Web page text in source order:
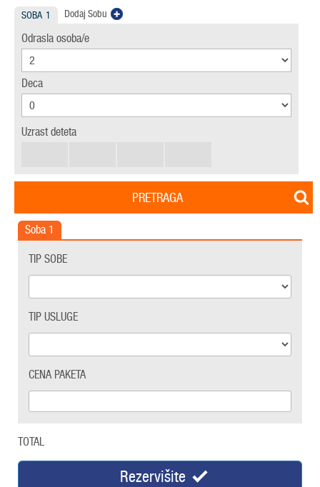
SOBA 1 Dodaj Sobu
Odrasla osoba/e
Deca
Uzrast deteta
PRETRAGA
Soba 1
TIP SOBE
TIP USLUGE
CENA PAKETA
TOTAL
Rezervišite